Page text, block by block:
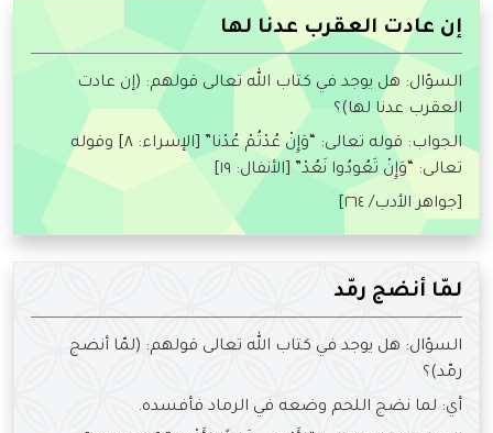
إن عادت العقرب عدنا لها
السؤال: هل يوجد في كتاب الله تعالى قولهم: (إن عادت
العقرب عدنا لها)؟
الجواب: قوله تعالى: “وَإِنْ عُدْتُمْ عُدْنا” [الإسراء: ٨] وقوله
تعالى: “وَإِنْ تَعُودُوا نَعُدْ” [الأنفال: ١٩]
[جواهر الأدب/ ٢٦٤]
لمّا أنضج رمّد
السؤال: هل يوجد في كتاب الله تعالى قولهم: (لمّا أنضج
رمّد)؟
أي: لما نضج اللحم وضعه في الرماد فأفسده.